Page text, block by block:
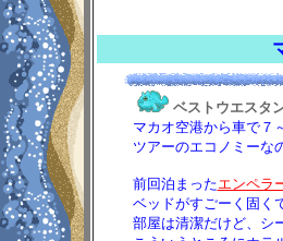
ベストウエスタ
マカオ空港から車で７
ツアーのエコノミーな
前回泊まったエンペラ
ベッドがすごーく固く
部屋は清潔だけど、シ